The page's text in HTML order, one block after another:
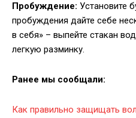
Пробуждение: Установите
пробуждения дайте себе
в себя» – выпейте стакан
легкую разминку.
Ранее мы сообщали:
Как правильно защищать